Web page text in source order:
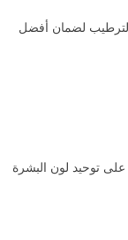
لضمان أفضل
على توحيد لون البشرة